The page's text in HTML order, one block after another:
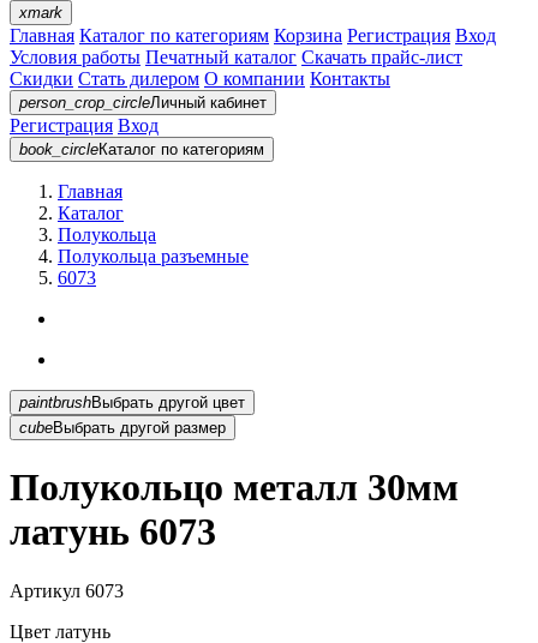
xmark
Главная Каталог по категориям Корзина Регистрация Вход
Условия работы Печатный каталог Скачать прайс-лист
Скидки Стать дилером О компании Контакты
person_crop_circleЛичный кабинет
Регистрация Вход
book_circleКаталог по категориям
Главная
Каталог
Полукольца
Полукольца разъемные
6073
paintbrush
Выбрать другой цвет
cubeВыбрать другой размер
Полукольцо металл 30мм
латунь 6073
Артикул 6073
Цвет латунь